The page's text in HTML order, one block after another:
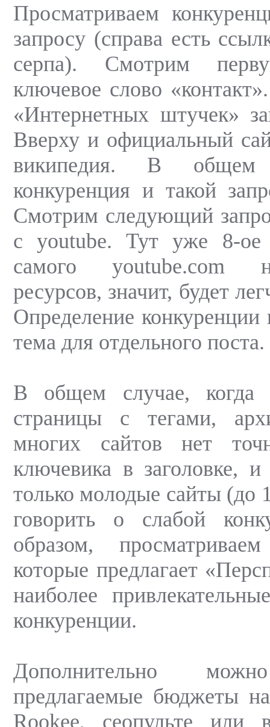
Просматриваем
запросу (справа есть
серпа). Смотрим
ключевое слово
«Интернетных штучек»
Вверху и официальный
википедия. В общем
конкуренция и такой
Смотрим следующий
с youtube. Тут уже 8-
самого youtube.com
ресурсов, значит, будет
Определение конкуренции
тема для отдельного поста.
В общем случае,
страницы с тегами,
многих сайтов нет
ключевика в заголовке, и
только молодые сайты (до
говорить о слабой
образом,
которые предлагает
наиболее
конкуренции.
Дополнительно
предлагаемые бюджеты
Rookee, сеопульте или